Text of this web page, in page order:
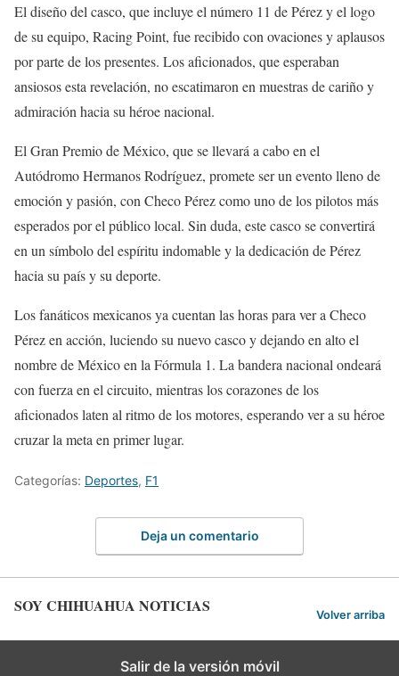
El diseño del casco, que incluye el número 11 de Pérez y el logo
de su equipo, Racing Point, fue recibido con ovaciones y aplausos
por parte de los presentes. Los aficionados, que esperaban
ansiosos esta revelación, no escatimaron en muestras de cariño y
admiración hacia su héroe nacional.
El Gran Premio de México, que se llevará a cabo en el
Autódromo Hermanos Rodríguez, promete ser un evento lleno de
emoción y pasión, con Checo Pérez como uno de los pilotos más
esperados por el público local. Sin duda, este casco se convertirá
en un símbolo del espíritu indomable y la dedicación de Pérez
hacia su país y su deporte.
Los fanáticos mexicanos ya cuentan las horas para ver a Checo
Pérez en acción, luciendo su nuevo casco y dejando en alto el
nombre de México en la Fórmula 1. La bandera nacional ondeará
con fuerza en el circuito, mientras los corazones de los
aficionados laten al ritmo de los motores, esperando ver a su héroe
cruzar la meta en primer lugar.
Categorías: Deportes, F1
Deja un comentario
SOY CHIHUAHUA NOTICIAS Volver arriba
Salir de la versión móvil